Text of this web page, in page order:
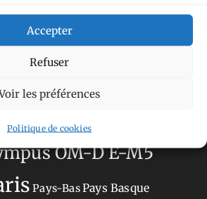
Accepter
Refuser
les préférences
Politique de cookies
BarBelgiqueBurgerChat
Hébergement Japon
La Défense Normandie
OM-D E-M5
Pays-BasPays Basque